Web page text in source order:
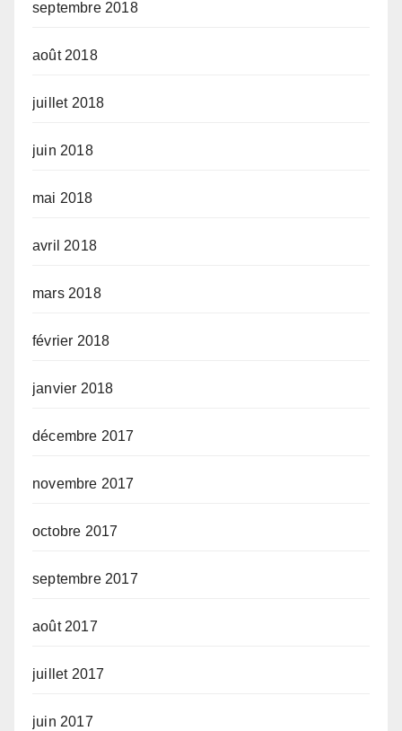
septembre 2018
août 2018
juillet 2018
juin 2018
mai 2018
avril 2018
mars 2018
février 2018
janvier 2018
décembre 2017
novembre 2017
octobre 2017
septembre 2017
août 2017
juillet 2017
juin 2017